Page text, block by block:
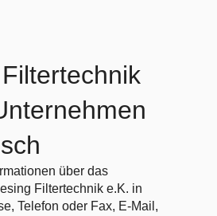
über das
Filtertechnik e.K. in
Telefon oder Fax, E-Mail,